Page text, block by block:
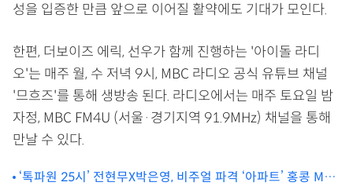
성을 입증한 만큼 앞으로 이어질 활약에도 기대가 모인다.
한편, 더보이즈 에릭, 선우가 함께 진행하는 '아이돌 라디
오'는 매주 월, 수 저녁 9시, MBC 라디오 공식 유튜브 채널
'므흐즈'를 통해 생방송 된다. 라디오에서는 매주 토요일 밤
자정, MBC FM4U (서울·경기지역 91.9MHz) 채널을 통해
만날 수 있다.
‘톡파원 25시’ 전현무X박은영, 비주얼 파격 ‘아파트’ 홍콩 MV